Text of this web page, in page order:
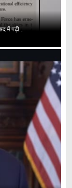
में पढ़ी...